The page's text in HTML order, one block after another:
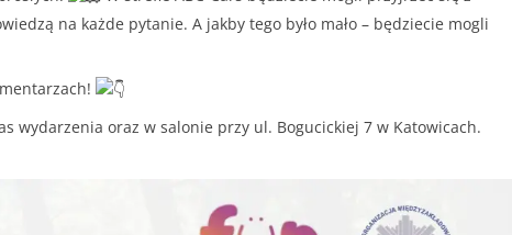
na każde pytanie. A jakby tego było mało – będziecie mogli
wydarzenia oraz w salonie przy ul. Bogucickiej 7 w Katowicach.